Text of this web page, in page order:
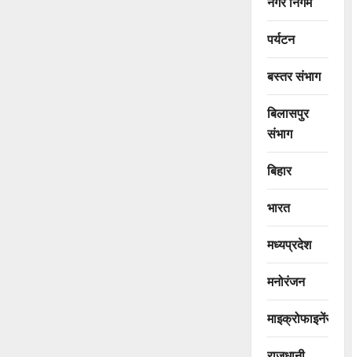
पर्यटन
बस्तर संभाग
बिलासपुर
संभाग
बिहार
भारत
मध्यप्रदेश
मनोरंजन
माइक्रोफाइनेंस